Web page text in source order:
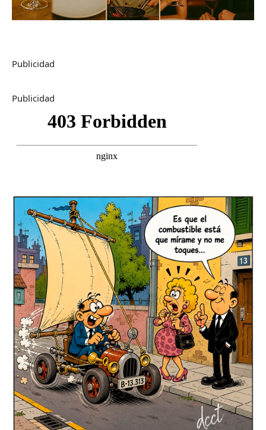
Publicidad
Publicidad